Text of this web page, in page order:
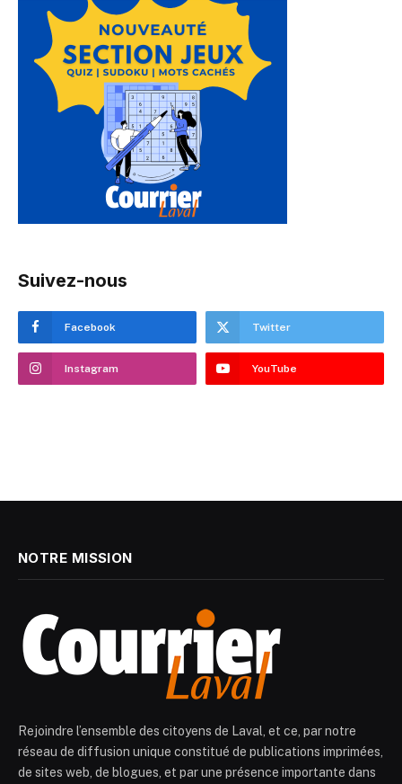
Suivez-nous
Facebook Twitter
Instagram YouTube
NOTRE MISSION
Rejoindre l’ensemble des citoyens de Laval, et ce, par notre
réseau de diffusion unique constitué de publications imprimées,
de sites web, de blogues, et par une présence importante dans